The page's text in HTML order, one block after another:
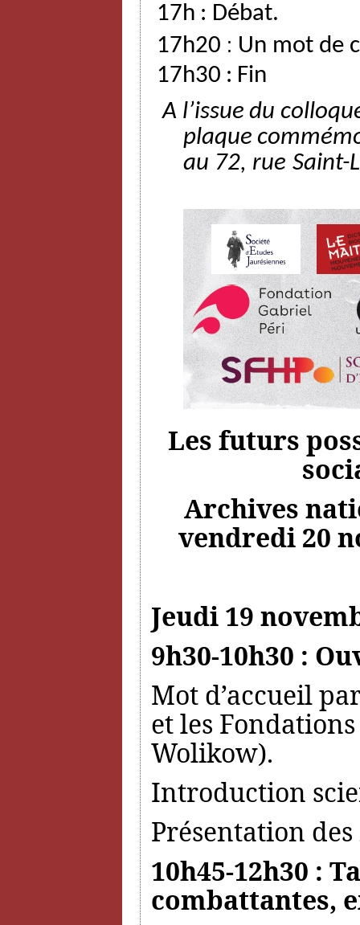
17h : Débat.
17h20 : Un mot de
17h30 : Fin
A l’issue du
plaque
au 72, rue Saint-
Les futurs
Archives
vendredi 20
Jeudi 19
9h30-10h30 :
Mot d’accueil
et les
Wolikow).
Introduction
Présentation
10h45-12h30 :
combattantes,